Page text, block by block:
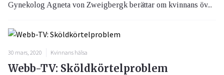
Gynekolog Agneta von Zweigbergk berättar om kvinnans öv...
30 mars, 2020 Kvinnans hälsa
Webb-TV: Sköldkörtelproblem